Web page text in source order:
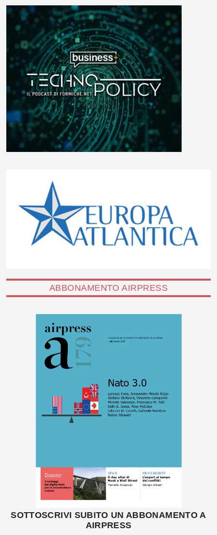
ABBONAMENTO AIRPRESS
SOTTOSCRIVI SUBITO UN ABBONAMENTO A
AIRPRESS